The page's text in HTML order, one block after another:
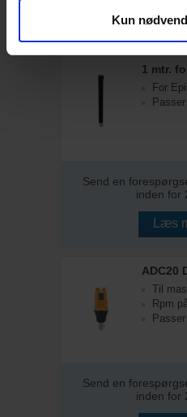
Kun Læs
For
Send en
inden for
Læs
Til
Rpm
Send en
inden for